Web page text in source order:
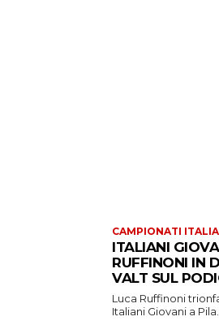
CAMPIONATI
ITALIANI
RUFFINONI IN
VALT SUL
Luca Ruffinoni
Italiani Giovani a